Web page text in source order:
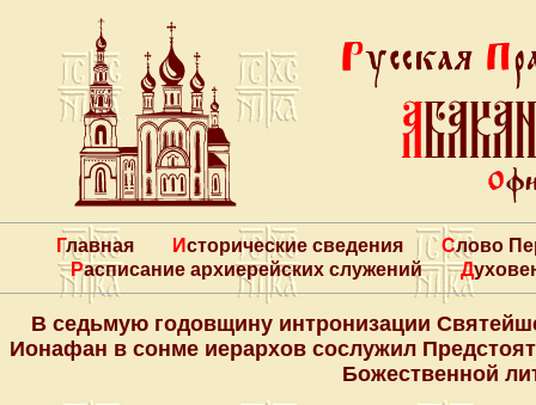
Главная Исторические сведения
Слово
Расписание архиерейских служений
В седьмую годовщину интронизации
Ионафан в сонме иерархов сослужил
Божественной